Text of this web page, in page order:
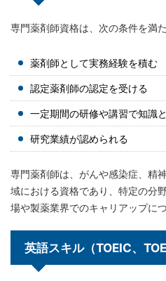
専門薬剤師資格は、次の条件を満
薬剤師として実務経験を積む
認定薬剤師の認定を受ける
一定期間の研修や講習で知識
研究業績が認められる
専門薬剤師は、がんや感染症、精
域における資格であり、特定の分
場や製薬業界でのキャリアップに
英語スキル（TOEIC、